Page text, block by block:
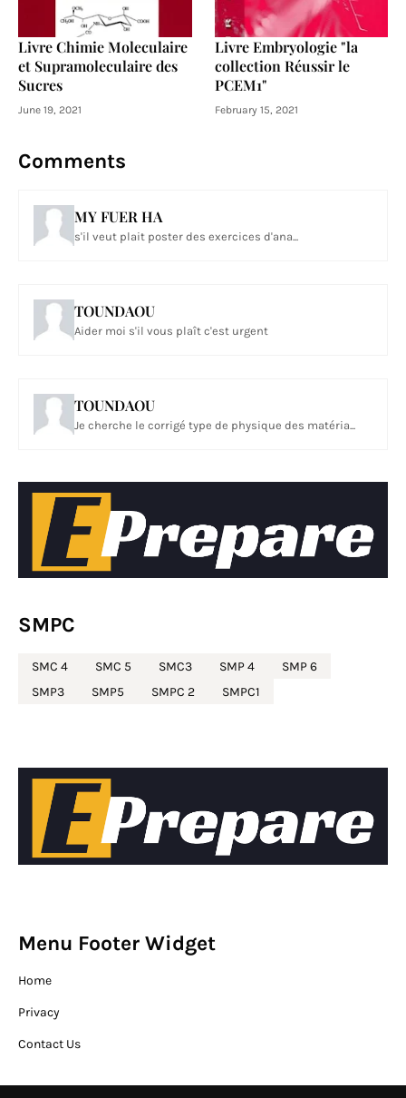
Livre Chimie Moleculaire
et Supramoleculaire des
Sucres
June 19, 2021
Livre Embryologie "la
collection Réussir le
PCEM1"
February 15, 2021
Comments
MY FUER HA
s'il veut plait poster des exercices d'ana...
TOUNDAOU
Aider moi s'il vous plaît c'est urgent
TOUNDAOU
Je cherche le corrigé type de physique des matéria...
SMPC
SMC 4 SMC 5 SMC3 SMP 4
SMP 6
SMP3
SMP5 SMPC 2 SMPC1
Menu Footer Widget
Home
Privacy
Contact Us